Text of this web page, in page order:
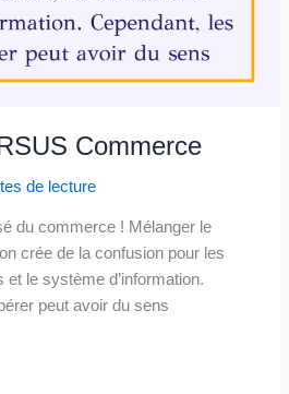
Commerce
de lecture
du commerce ! Mélanger le
crée de la confusion pour les
le système d’information.
peut avoir du sens